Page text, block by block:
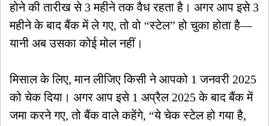
होने की तारीख से 3 महीने तक वैध रहता है। अगर आप इसे 3
महीने के बाद बैंक में ले गए, तो वो “स्टेल” हो चुका होता है—
यानी अब उसका कोई मोल नहीं।
मिसाल के लिए, मान लीजिए किसी ने आपको 1 जनवरी 2025
को चेक दिया। अगर आप इसे 1 अप्रैल 2025 के बाद बैंक में
जमा करने गए, तो बैंक वाले कहेंगे, “ये चेक स्टेल हो गया है,